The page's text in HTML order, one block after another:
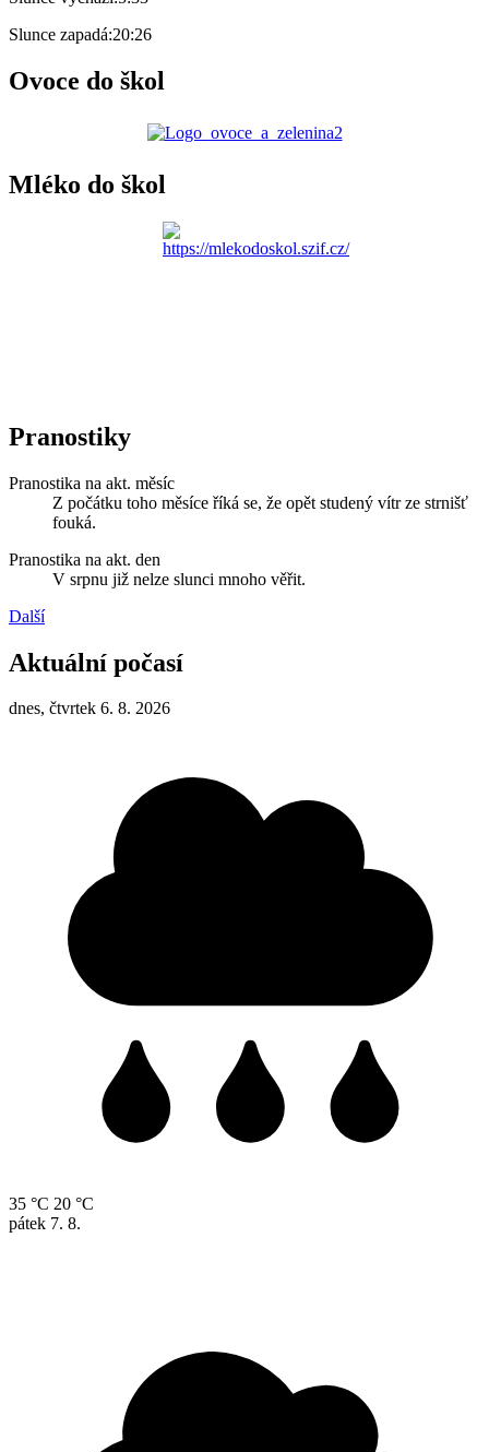
Slunce zapadá:20:26
Ovoce do škol
Mléko do škol
Pranostiky
Pranostika na akt. měsíc
Z počátku toho měsíce říká se, že opět studený vítr ze strnišť
fouká.
Pranostika na akt. den
V srpnu již nelze slunci mnoho věřit.
Další
Aktuální počasí
dnes, čtvrtek 6. 8. 2026
35 °C 20 °C
pátek 7. 8.